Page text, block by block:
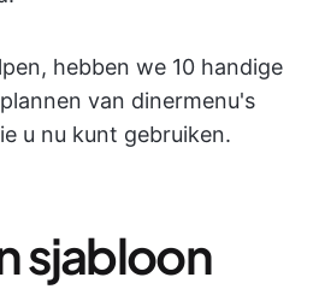
hebben we 10 handige
van dinermenu's
u nu kunt gebruiken.
sjabloon